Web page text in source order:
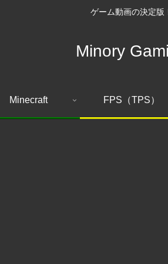
ゲーム動画の決定版
Minory
Minecraft FPS（TPS）